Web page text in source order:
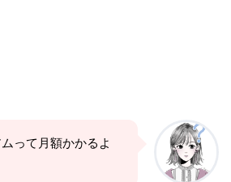
って月額かかるよ